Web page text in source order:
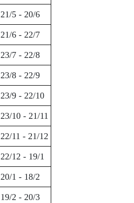
21/5 - 20/6
21/6 - 22/7
23/7 - 22/8
23/8 - 22/9
23/9 - 22/10
23/10 - 21/11
22/11 - 21/12
22/12 - 19/1
20/1 - 18/2
19/2 - 20/3